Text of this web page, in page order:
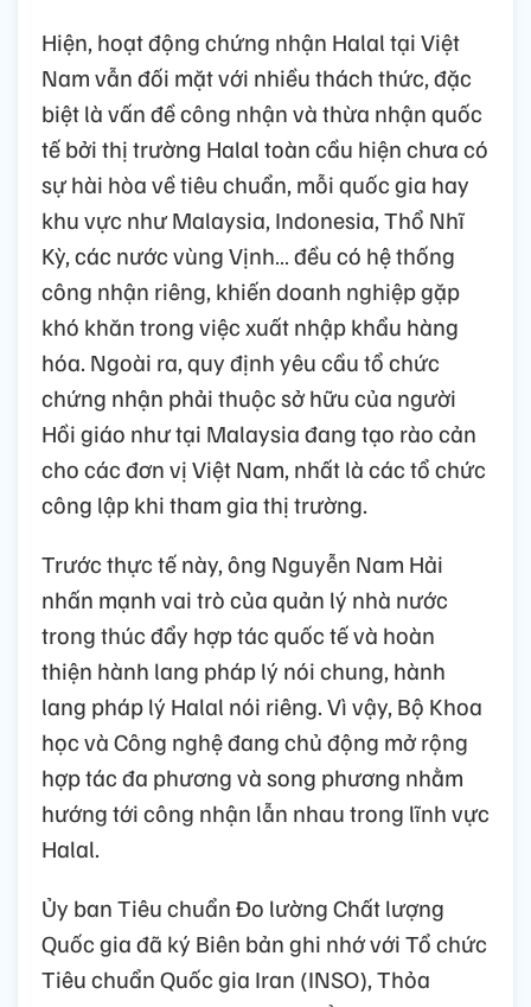
Hiện, hoạt động chứng nhận Halal tại Việt
Nam vẫn đối mặt với nhiều thách thức, đặc
biệt là vấn đề công nhận và thừa nhận quốc
tế bởi thị trường Halal toàn cầu hiện chưa có
sự hài hòa về tiêu chuẩn, mỗi quốc gia hay
khu vực như Malaysia, Indonesia, Thổ Nhĩ
Kỳ, các nước vùng Vịnh… đều có hệ thống
công nhận riêng, khiến doanh nghiệp gặp
khó khăn trong việc xuất nhập khẩu hàng
hóa. Ngoài ra, quy định yêu cầu tổ chức
chứng nhận phải thuộc sở hữu của người
Hồi giáo như tại Malaysia đang tạo rào cản
cho các đơn vị Việt Nam, nhất là các tổ chức
công lập khi tham gia thị trường.
Trước thực tế này, ông Nguyễn Nam Hải
nhấn mạnh vai trò của quản lý nhà nước
trong thúc đẩy hợp tác quốc tế và hoàn
thiện hành lang pháp lý nói chung, hành
lang pháp lý Halal nói riêng. Vì vậy, Bộ Khoa
học và Công nghệ đang chủ động mở rộng
hợp tác đa phương và song phương nhằm
hướng tới công nhận lẫn nhau trong lĩnh vực
Halal.
Ủy ban Tiêu chuẩn Đo lường Chất lượng
Quốc gia đã ký Biên bản ghi nhớ với Tổ chức
Tiêu chuẩn Quốc gia Iran (INSO), Thỏa